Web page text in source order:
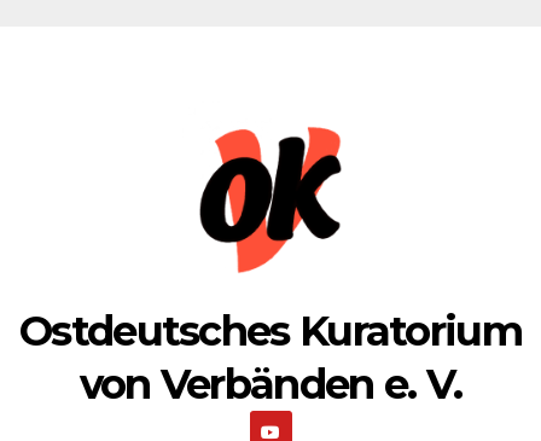
Ostdeutsches Kuratorium
von Verbänden e. V.